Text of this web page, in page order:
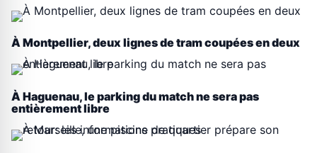
À Montpellier, deux lignes de tram coupées en deux
À Haguenau, le parking du match ne sera pas
entièrement libre